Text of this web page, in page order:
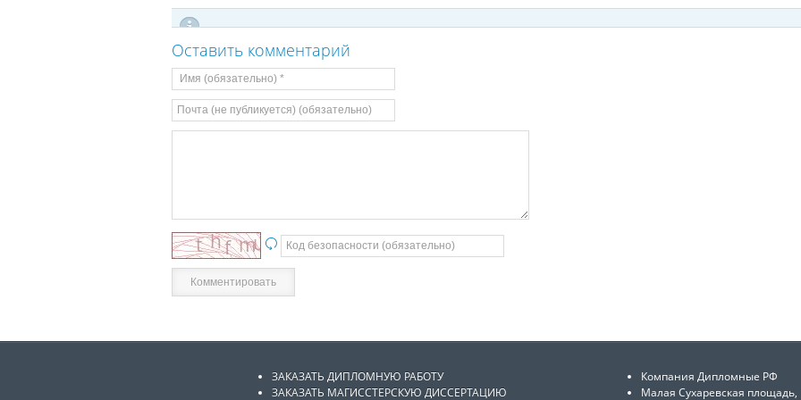
Оставить комментарий
ЗАКАЗАТЬ ДИПЛОМНУЮ РАБОТУ
ЗАКАЗАТЬ МАГИССТЕРСКУЮ ДИССЕРТАЦИЮ
Компания Дипломные РФ
Малая Сухаревская